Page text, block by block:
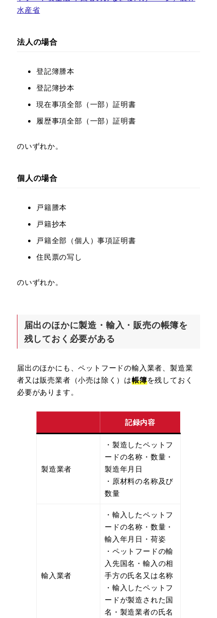
水産省
法人の場合
登記簿謄本
登記簿抄本
現在事項全部（一部）証明書
履歴事項全部（一部）証明書
のいずれか。
個人の場合
戸籍謄本
戸籍抄本
戸籍全部（個人）事項証明書
住民票の写し
のいずれか。
届出のほかに製造・輸入・販売の帳簿を
残しておく必要がある
届出のほかにも、ペットフードの輸入業者、製造業
者又は販売業者（小売は除く）は帳簿を残しておく
必要があります。
記録内容
製造業者
・製造したペットフ
ードの名称・数量・
製造年月日
・原材料の名称及び
数量
輸入業者
・輸入したペットフ
ードの名称・数量・
輸入年月日・荷姿
・ペットフードの輸
入先国名・輸入の相
手方の氏名又は名称
・輸入したペットフ
ードが製造された国
名・製造業者の氏名